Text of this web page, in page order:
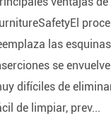
las
se
difíciles de
de limpiar, prev...